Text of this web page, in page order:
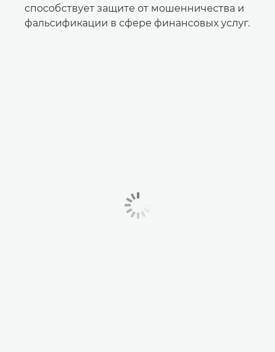
способствует защите от мошенничества и
фальсификации в сфере финансовых услуг.